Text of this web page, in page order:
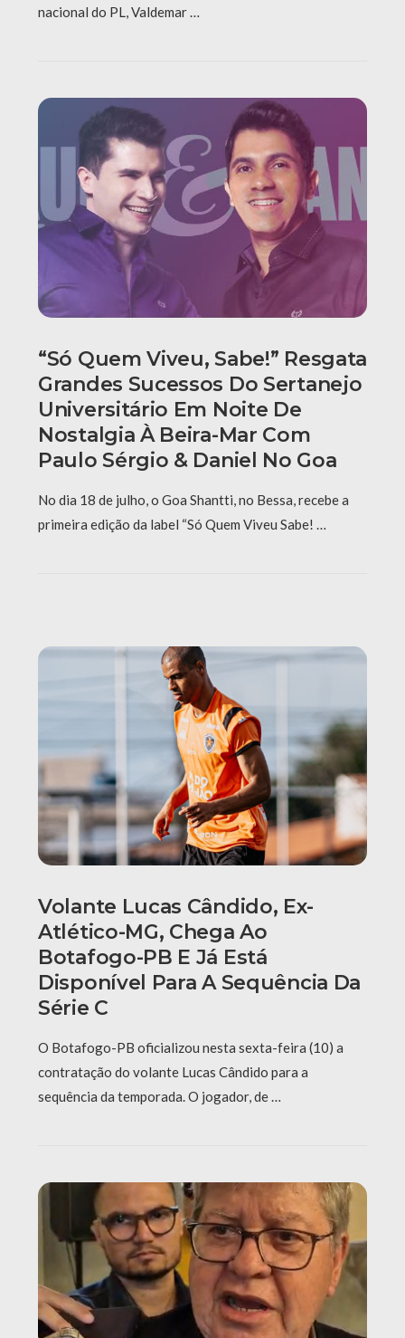
nacional do PL, Valdemar …
“Só Quem Viveu, Sabe!” Resgata
Grandes Sucessos Do Sertanejo
Universitário Em Noite De
Nostalgia À Beira-Mar Com
Paulo Sérgio & Daniel No Goa
No dia 18 de julho, o Goa Shantti, no Bessa, recebe a
primeira edição da label “Só Quem Viveu Sabe! …
Volante Lucas Cândido, Ex-
Atlético-MG, Chega Ao
Botafogo-PB E Já Está
Disponível Para A Sequência Da
Série C
O Botafogo-PB oficializou nesta sexta-feira (10) a
contratação do volante Lucas Cândido para a
sequência da temporada. O jogador, de …